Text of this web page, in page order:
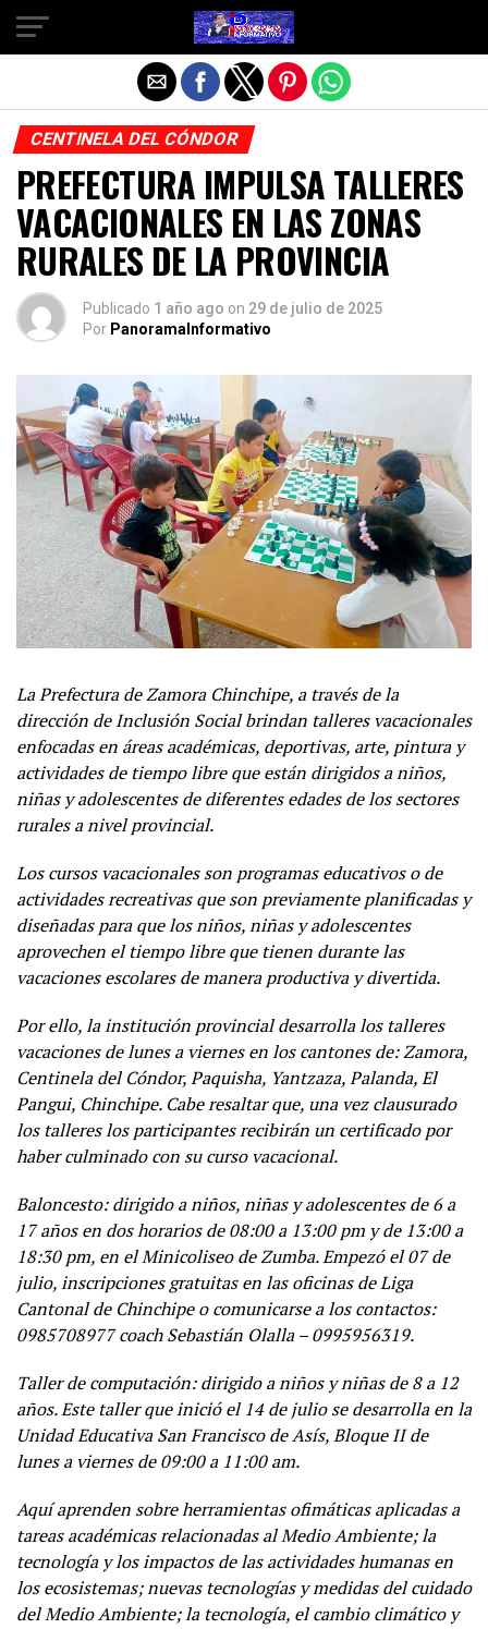
CENTINELA DEL CÓNDOR
PREFECTURA IMPULSA TALLERES
VACACIONALES EN LAS ZONAS
RURALES DE LA PROVINCIA
Publicado 1 año ago on 29 de julio de 2025
Por PanoramaInformativo
La Prefectura de Zamora Chinchipe, a través de la
dirección de Inclusión Social brindan talleres vacacionales
enfocadas en áreas académicas, deportivas, arte, pintura y
actividades de tiempo libre que están dirigidos a niños,
niñas y adolescentes de diferentes edades de los sectores
rurales a nivel provincial.
Los cursos vacacionales son programas educativos o de
actividades recreativas que son previamente planificadas y
diseñadas para que los niños, niñas y adolescentes
aprovechen el tiempo libre que tienen durante las
vacaciones escolares de manera productiva y divertida.
Por ello, la institución provincial desarrolla los talleres
vacaciones de lunes a viernes en los cantones de: Zamora,
Centinela del Cóndor, Paquisha, Yantzaza, Palanda, El
Pangui, Chinchipe. Cabe resaltar que, una vez clausurado
los talleres los participantes recibirán un certificado por
haber culminado con su curso vacacional.
Baloncesto: dirigido a niños, niñas y adolescentes de 6 a
17 años en dos horarios de 08:00 a 13:00 pm y de 13:00 a
18:30 pm, en el Minicoliseo de Zumba. Empezó el 07 de
julio, inscripciones gratuitas en las oficinas de Liga
Cantonal de Chinchipe o comunicarse a los contactos:
0985708977 coach Sebastián Olalla – 0995956319.
Taller de computación: dirigido a niños y niñas de 8 a 12
años. Este taller que inició el 14 de julio se desarrolla en la
Unidad Educativa San Francisco de Asís, Bloque II de
lunes a viernes de 09:00 a 11:00 am.
Aquí aprenden sobre herramientas ofimáticas aplicadas a
tareas académicas relacionadas al Medio Ambiente; la
tecnología y los impactos de las actividades humanas en
los ecosistemas; nuevas tecnologías y medidas del cuidado
del Medio Ambiente; la tecnología, el cambio climático y
Salir de la versión móvil